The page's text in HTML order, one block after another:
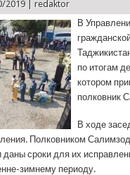
2019 |redaktor
В
по итогам
котором
полковник
В ходе
Полковником
даны сроки для их
зимнему периоду.